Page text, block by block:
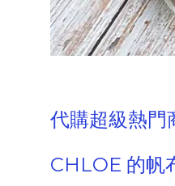
代購超級熱門
CHLOE 的帆